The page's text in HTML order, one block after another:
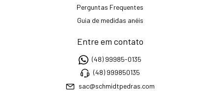
Perguntas Frequentes
Guia de medidas anéis
Entre em contato
(48) 99985-0135
(48) 999850135
sac@schmidtpedras.com